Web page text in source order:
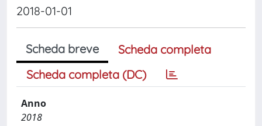
2018-01-01
Scheda breve
Scheda completa
Scheda completa (DC)
Anno
2018